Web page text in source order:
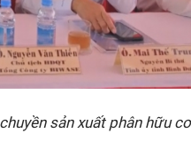
sản xuất phân hữu cơ